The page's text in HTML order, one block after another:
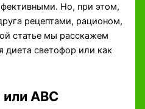
Но, при этом,
рецептами, рационом,
статье мы расскажем
диета светофор или как
или АВС